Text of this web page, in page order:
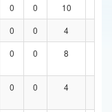
0 0 10
0 0 4
0 0 8
0 0 4